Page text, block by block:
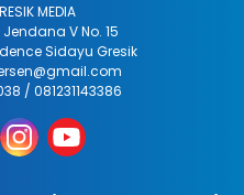
MEDIA
V No. 15
Sidayu Gresik
/ 081231143386